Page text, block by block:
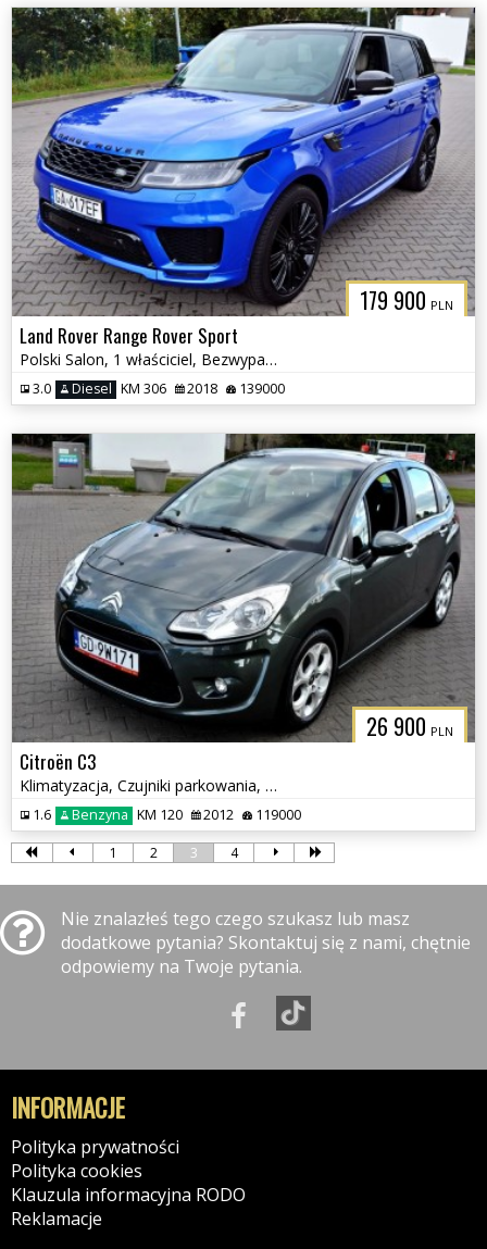
179 900 PLN
Land Rover Range Rover Sport
Polski Salon, 1 właściciel, Bezwypadkowy, Najbogatsza wersja
3.0 Diesel KM 306 2018 139000
26 900 PLN
Citroën C3
Klimatyzacja, Czujniki parkowania, Automat, Panoramiczna szyba
1.6 Benzyna KM 120 2012 119000
1 2 3 4
Nie znalazłeś tego czego szukasz lub masz
dodatkowe pytania? Skontaktuj się z nami, chętnie
odpowiemy na Twoje pytania.
INFORMACJE
Polityka prywatności
Polityka cookies
Klauzula informacyjna RODO
Reklamacje